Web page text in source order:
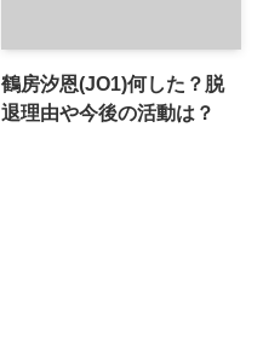
鶴房汐恩(JO1)何した？脱
退理由や今後の活動は？